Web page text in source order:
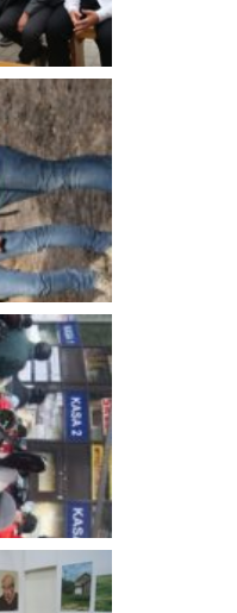
piesza -